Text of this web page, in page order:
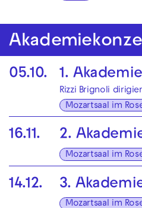
05.10. 1.
Rizzi Brignoli
Mozartsaal im
16.11. 2.
Mozartsaal im
14.12. 3.
Mozartsaal im